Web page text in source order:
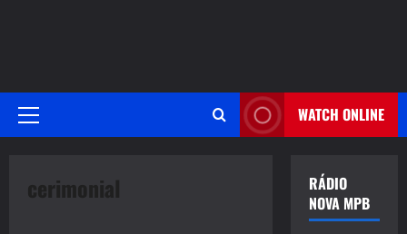
Primary
WATCH ONLINE
cerimonial
RÁDIO
NOVA MPB